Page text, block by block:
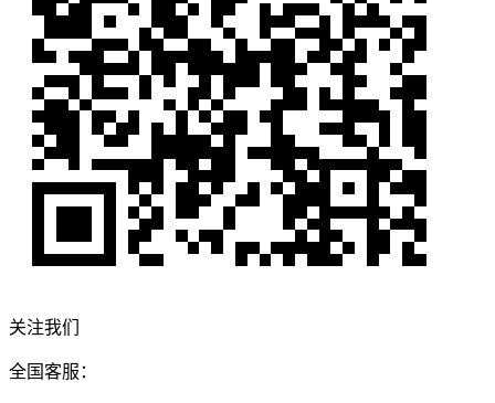
关注我们
全国客服：